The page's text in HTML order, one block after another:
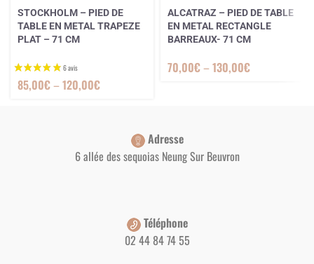
STOCKHOLM – PIED DE
TABLE EN METAL TRAPEZE
PLAT – 71 CM
85,00€–120,00€
ALCATRAZ – PIED DE TABLE
EN METAL RECTANGLE
BARREAUX- 71 CM
70,00€–130,00€
Adresse
6 allée des sequoias Neung Sur Beuvron
Téléphone
02 44 84 74 55